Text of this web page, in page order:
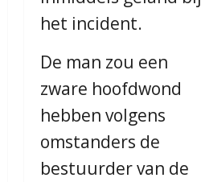
het incident.
De man zou een
zware hoofdwond
hebben volgens
omstanders de
bestuurder van de